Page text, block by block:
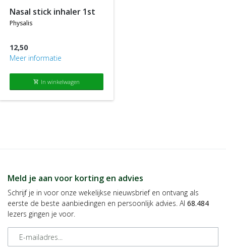
nasal stick inhaler 1st
physalis
12,50
Meer informatie
shopping_cart In winkelwagen
Meld je aan voor korting en advies
Schrijf je in voor onze wekelijkse nieuwsbrief en ontvang als
eerste de beste aanbiedingen en persoonlijk advies. Al 68.484
lezers gingen je voor.
E-mailadres